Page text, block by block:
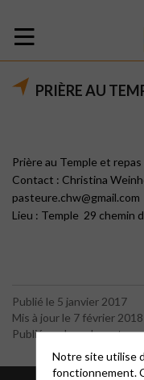
PRIÈRE AU
Prière au Temple et
Contact : Christina
pasteure.chw@gmail.com
Lieu : Temple 29 chemin
Publié le 5 janvier 2017
Mis à jour le 7 février 2018
Publié par le webmaster
Notre site utilise
fonctionnement.